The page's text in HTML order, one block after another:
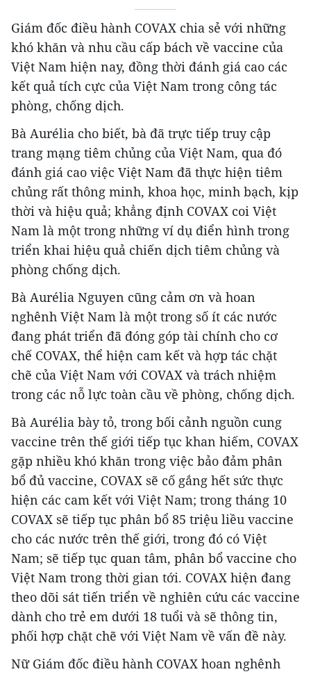
Giám đốc điều hành COVAX chia sẻ với những
khó khăn và nhu cầu cấp bách về vaccine của
Việt Nam hiện nay, đồng thời đánh giá cao các
kết quả tích cực của Việt Nam trong công tác
phòng, chống dịch.
Bà Aurélia cho biết, bà đã trực tiếp truy cập
trang mạng tiêm chủng của Việt Nam, qua đó
đánh giá cao việc Việt Nam đã thực hiện tiêm
chủng rất thông minh, khoa học, minh bạch, kịp
thời và hiệu quả; khẳng định COVAX coi Việt
Nam là một trong những ví dụ điển hình trong
triển khai hiệu quả chiến dịch tiêm chủng và
phòng chống dịch.
Bà Aurélia Nguyen cũng cảm ơn và hoan
nghênh Việt Nam là một trong số ít các nước
đang phát triển đã đóng góp tài chính cho cơ
chế COVAX, thể hiện cam kết và hợp tác chặt
chẽ của Việt Nam với COVAX và trách nhiệm
trong các nỗ lực toàn cầu về phòng, chống dịch.
Bà Aurélia bày tỏ, trong bối cảnh nguồn cung
vaccine trên thế giới tiếp tục khan hiếm, COVAX
gặp nhiều khó khăn trong việc bảo đảm phân
bổ đủ vaccine, COVAX sẽ cố gắng hết sức thực
hiện các cam kết với Việt Nam; trong tháng 10
COVAX sẽ tiếp tục phân bổ 85 triệu liều vaccine
cho các nước trên thế giới, trong đó có Việt
Nam; sẽ tiếp tục quan tâm, phân bổ vaccine cho
Việt Nam trong thời gian tới. COVAX hiện đang
theo dõi sát tiến triển về nghiên cứu các vaccine
dành cho trẻ em dưới 18 tuổi và sẽ thông tin,
phối hợp chặt chẽ với Việt Nam về vấn đề này.
Nữ Giám đốc điều hành COVAX hoan nghênh